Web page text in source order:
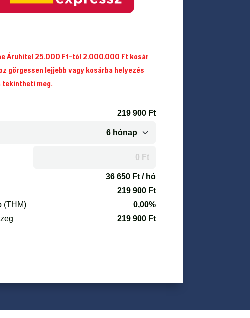
Áruhitel 25.000 Ft-tól 2.000.000 Ft kosár
görgessen lejjebb vagy kosárba helyezés
tekintheti meg.